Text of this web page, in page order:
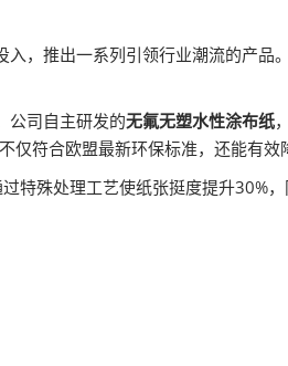
，推出一系列引领行业潮流的产品
公司自主研发的无氟无塑水性涂布纸
符合欧盟最新环保标准，还能有效
特殊处理工艺使纸张挺度提升30%